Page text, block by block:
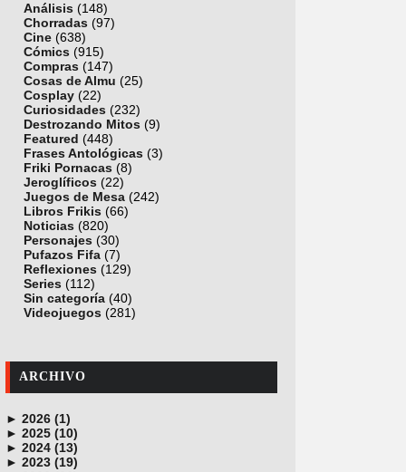
Análisis (148)
Chorradas (97)
Cine (638)
Cómics (915)
Compras (147)
Cosas de Almu (25)
Cosplay (22)
Curiosidades (232)
Destrozando Mitos (9)
Featured (448)
Frases Antológicas (3)
Friki Pornacas (8)
Jeroglíficos (22)
Juegos de Mesa (242)
Libros Frikis (66)
Noticias (820)
Personajes (30)
Pufazos Fifa (7)
Reflexiones (129)
Series (112)
Sin categoría (40)
Videojuegos (281)
ARCHIVO
► 2026 (1)
junio (1)
► 2025 (10)
noviembre (1)
octubre (1)
► 2024 (13)
diciembre (4)
► 2023 (19)